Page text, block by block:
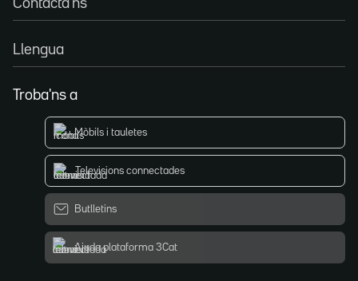
Contacta'ns
Llengua
Troba'ns a
Mòbils i tauletes
Televisions connectades
Butlletins
Ajuda plataforma 3Cat